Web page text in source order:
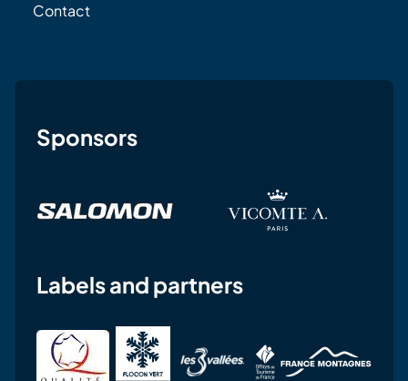
Contact
Sponsors
Labels and partners